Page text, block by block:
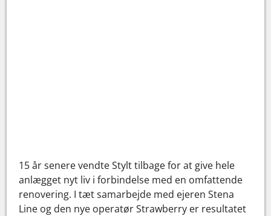
15 år senere vendte Stylt tilbage for at give hele
anlægget nyt liv i forbindelse med en omfattende
renovering. I tæt samarbejde med ejeren Stena
Line og den nye operatør Strawberry er resultatet